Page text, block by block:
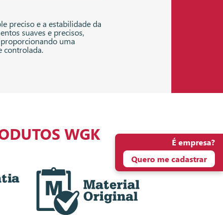
preciso e a estabilidade da
suaves e precisos,
uma
controlada.
WGK
É empresa?
Quero me cadastrar